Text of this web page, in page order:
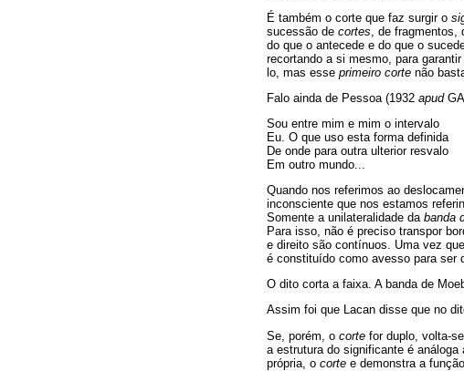
É também o corte que faz surgir o
sucessão de cortes , de
do que o antecede e do que o
recortando a si mesmo, para
lo, mas esse primeiro corte não
Falo ainda de Pessoa (1932 apud
Sou entre mim e mim o intervalo
Eu. O que uso esta forma definida
De onde para outra ulterior resvalo
Em outro mundo...
Quando nos referimos ao
inconsciente que nos estamos
Somente a unilateralidade da banda
Para isso, não é preciso transpor
e direito são contínuos. Uma vez
é constituído como avesso para ser
O dito corta a faixa. A banda de
Assim foi que Lacan disse que no
Se, porém, o corte for duplo, volta-
a estrutura do significante é
própria, o corte e demonstra a